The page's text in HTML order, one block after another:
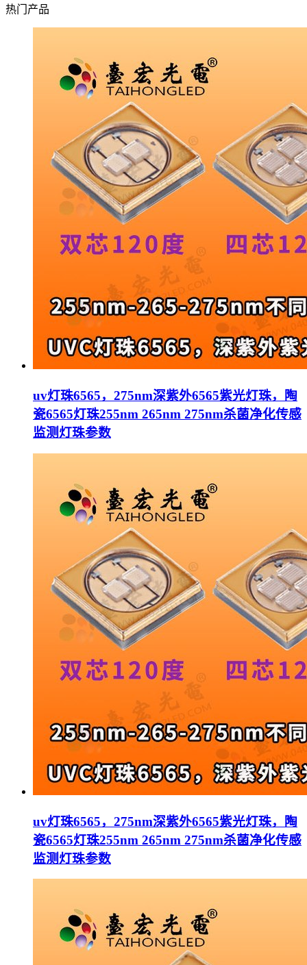
热门产品
uv灯珠6565，275nm深紫外6565紫光灯珠，陶
瓷6565灯珠255nm 265nm 275nm杀菌净化传感
监测灯珠参数
uv灯珠6565，275nm深紫外6565紫光灯珠，陶
瓷6565灯珠255nm 265nm 275nm杀菌净化传感
监测灯珠参数